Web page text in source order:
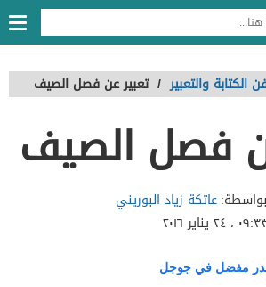
الكتابة والتعبير / تعبير عن فصل الصيف
فصل الصيف
عاتكة زياد البوريني
، ٢٤ يناير ٢٠١٦
مفضل في جوجل